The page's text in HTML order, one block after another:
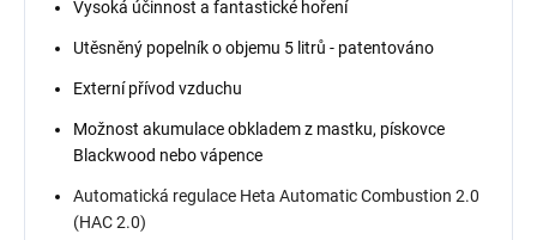
Vysoká účinnost a fantastické hoření
Utěsněný popelník o objemu 5 litrů - patentováno
Externí přívod vzduchu
Možnost akumulace obkladem z mastku, pískovce
Blackwood nebo vápence
Automatická regulace Heta Automatic Combustion 2.0
(HAC 2.0)